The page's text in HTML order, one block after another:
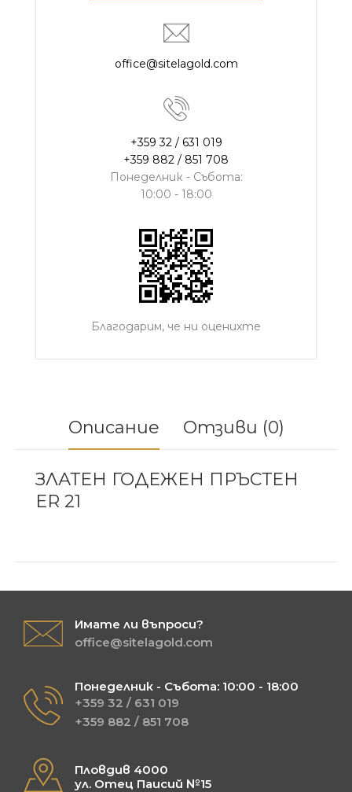
office@sitelagold.com
+359 32 / 631 019
+359 882 / 851 708
Понеделник - Събота:
10:00 - 18:00
Благодарим, че ни оценихте
Описание Отзиви (0)
ЗЛАТЕН ГОДЕЖЕН ПРЪСТЕН
ER 21
Имате ли въпроси?
office@sitelagold.com
Понеделник - Събота: 10:00 - 18:00
+359 32 / 631 019
+359 882 / 851 708
Пловдив 4000
ул. Отец Паисий №15